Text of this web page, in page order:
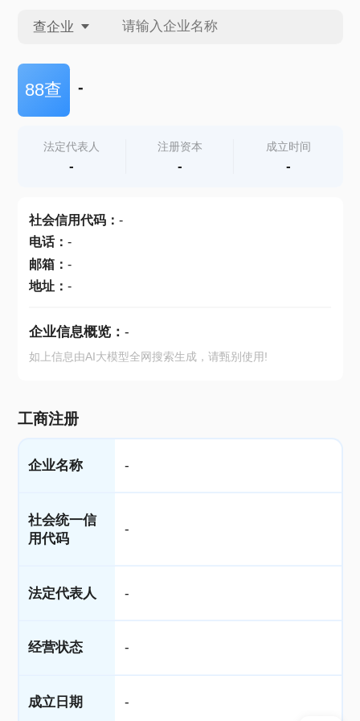
查企业
查企业
查产地
88查 -
法定代表人
-
注册资本
-
成立时间
-
社会信用代码： -
电话： -
邮箱： -
地址： -
企业信息概览： -
如上信息由AI大模型全网搜索生成，请甄别使用!
工商注册
企业名称 -
社会统一信
用代码
-
法定代表人 -
经营状态 -
成立日期 -